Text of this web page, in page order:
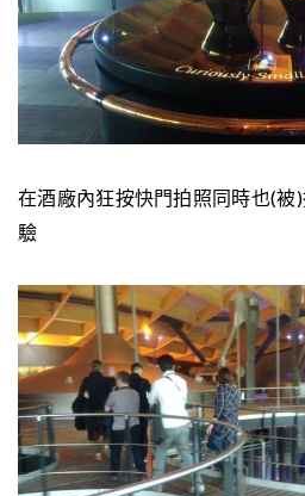
在酒廠內狂按快門拍照同時也(被
驗